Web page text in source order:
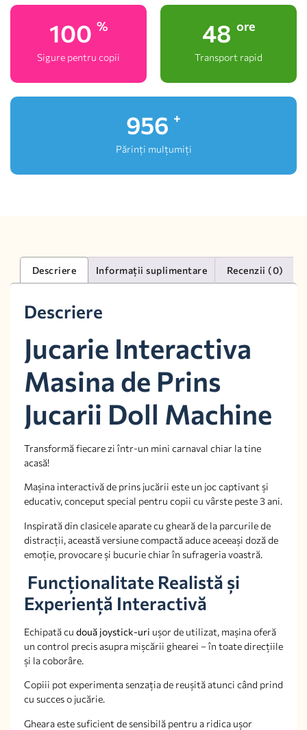
100 %
Sigure pentru copii
48 ore
Transport rapid
1,000
Părinți mulțumiți
Descriere Informații suplimentare Recenzii (0)
Descriere
Jucarie Interactiva
Masina de Prins
Jucarii Doll Machine
Transformă fiecare zi într-un mini carnaval chiar la tine
acasă!
Mașina interactivă de prins jucării este un joc captivant și
educativ, conceput special pentru copii cu vârste peste 3 ani.
Inspirată din clasicele aparate cu gheară de la parcurile de
distracții, această versiune compactă aduce aceeași doză de
emoție, provocare și bucurie chiar în sufrageria voastră.
Funcționalitate Realistă și
Experiență Interactivă
Echipată cu două joystick-uri ușor de utilizat, mașina oferă
un control precis asupra mișcării ghearei – în toate direcțiile
și la coborâre.
Copiii pot experimenta senzația de reușită atunci când prind
cu succes o jucărie.
Gheara este suficient de sensibilă pentru a ridica ușor